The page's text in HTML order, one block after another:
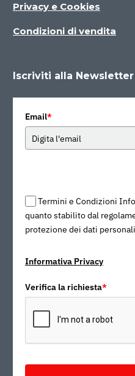
Privacy e Cookies
Condizioni di vendita
Iscriviti alla Newsletter
Email*
Termini e Condizioni
quanto stabilito dal
protezione dei dati
Informativa Privacy
Verifica la richiesta*